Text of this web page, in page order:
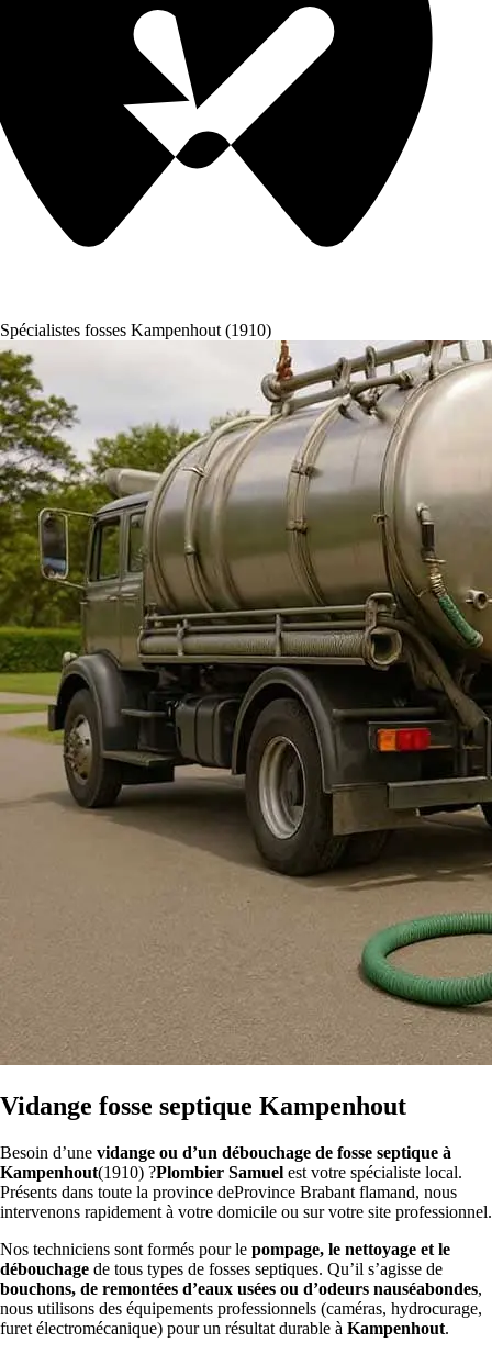
Spécialistes fosses Kampenhout (1910)
Vidange fosse septique Kampenhout
Besoin d’une vidange ou d’un débouchage de fosse septique à
Kampenhout(1910) ?Plombier Samuel est votre spécialiste local.
Présents dans toute la province deProvince Brabant flamand, nous
intervenons rapidement à votre domicile ou sur votre site professionnel.
Nos techniciens sont formés pour le pompage, le nettoyage et le
débouchage de tous types de fosses septiques. Qu’il s’agisse de
bouchons, de remontées d’eaux usées ou d’odeurs nauséabondes,
nous utilisons des équipements professionnels (caméras, hydrocurage,
furet électromécanique) pour un résultat durable à Kampenhout.